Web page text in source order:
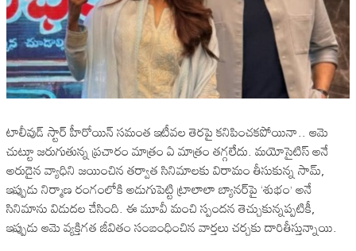
టాలీవుడ్ స్టార్ హీరోయిన్ సమంత ఇటీవల తెరపై కనిపించకపోయినా.. ఆమె
చుట్టూ జరుగుతున్న ప్రచారం మాత్రం ఏ మాత్రం తగ్గలేదు. మయోసైటిస్‌ అనే
అరుదైన వ్యాధిని జయించిన తర్వాత సినిమాలకు విరామం తీసుకున్న సామ్,
ఇప్పుడు నిర్మాణ రంగంలోకి అడుగుపెట్టి ట్రాలాలా బ్యానర్‌పై ‘శుభం’ అనే
సినిమాను విడుదల చేసింది. ఈ మూవీ మంచి స్పందన తెచ్చుకున్నప్పటికీ,
ఇప్పుడు ఆమె వ్యక్తిగత జీవితం సంబంధించిన వార్తలు చర్చకు దారితీస్తున్నాయి.